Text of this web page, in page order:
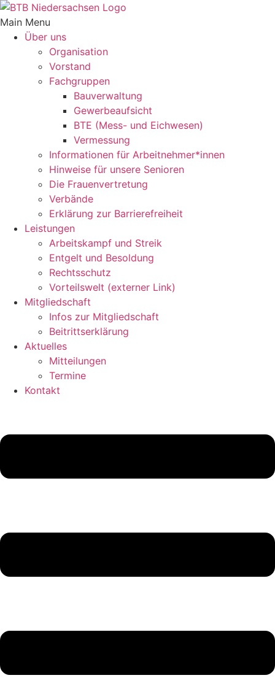
springen
Main Menu
Über uns
Orga­ni­sa­tion
Vorstand
Fach­gruppen
Bauver­wal­tung
Gewer­be­auf­sicht
BTE (Mess- und Eichwesen)
Vermes­sung
Infor­ma­tionen für Arbeitnehmer*innen
Hinweise für unsere Senioren
Die Frau­en­ver­tre­tung
Verbände
Erklä­rung zur Barrierefreiheit
Leis­tungen
Arbeits­kampf und Streik
Entgelt und Besoldung
Rechts­schutz
Vorteils­welt (externer Link)
Mitglied­schaft
Infos zur Mitgliedschaft
Beitritts­er­klä­rung
Aktu­elles
Mittei­lungen
Termine
Kontakt